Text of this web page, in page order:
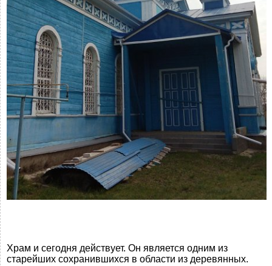
Храм и сегодня действует. Он является одним из
старейших сохранившихся в области из деревянных.